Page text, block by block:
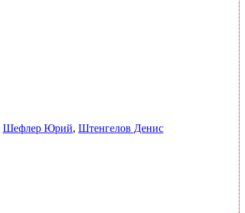
Шефлер Юрий, Штенгелов Денис